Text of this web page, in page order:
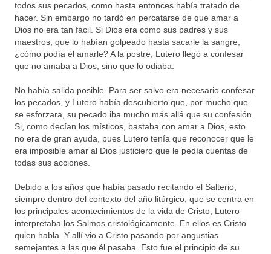
todos sus pecados, como hasta entonces había tratado de
hacer. Sin embargo no tardó en percatarse de que amar a
Dios no era tan fácil. Si Dios era como sus padres y sus
maestros, que lo habían golpeado hasta sacarle la sangre,
¿cómo podía él amarle? A la postre, Lutero llegó a confesar
que no amaba a Dios, sino que lo odiaba.
No había salida posible. Para ser salvo era necesario confesar
los pecados, y Lutero había descubierto que, por mucho que
se esforzara, su pecado iba mucho más allá que su confesión.
Si, como decían los místicos, bastaba con amar a Dios, esto
no era de gran ayuda, pues Lutero tenía que reconocer que le
era imposible amar al Dios justiciero que le pedía cuentas de
todas sus acciones.
Debido a los años que había pasado recitando el Salterio,
siempre dentro del contexto del año litúrgico, que se centra en
los principales acontecimientos de la vida de Cristo, Lutero
interpretaba los Salmos cristológicamente. En ellos es Cristo
quien habla. Y allí vio a Cristo pasando por angustias
semejantes a las que él pasaba. Esto fue el principio de su